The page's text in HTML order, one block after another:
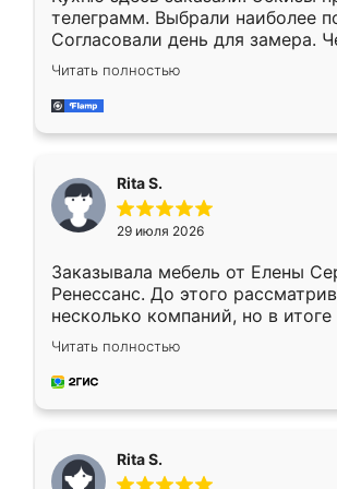
телеграмм. Выбрали наиболее
Согласовали день для замера.
недели кухня была уже готова.
довольны работой. Спасибо
мебель за качественную работу!
Читать полностью
Rita S.
29 июля 2026
Заказывала мебель от Елены
Ренессанс. До этого
несколько компаний, но в
эту. Сначала обговорили
приехал замерщик, всё
и снял размеры. Изготовили в
каких-либо доработок.
Читать полностью
Rita S.